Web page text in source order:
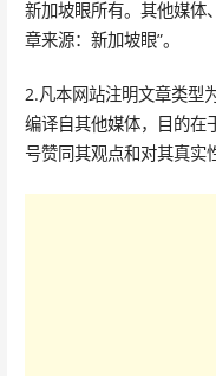
新加坡眼所有。其他媒体
章来源：新加坡眼”。
2.凡本网站注明文章类型
编译自其他媒体，目的在
号赞同其观点和对其真实